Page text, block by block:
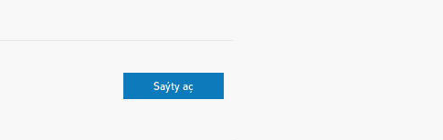
Saýty aç